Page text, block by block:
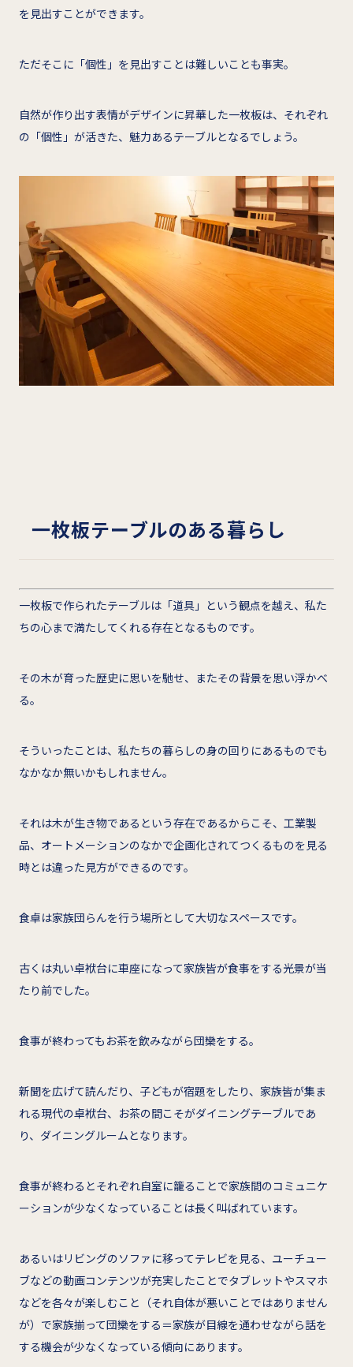
を見出すことができます。
ただそこに「個性」を見出すことは難しいことも事実。
自然が作り出す表情がデザインに昇華した一枚板は、それぞれ
の「個性」が活きた、魅力あるテーブルとなるでしょう。
一枚板テーブルのある暮らし
一枚板で作られたテーブルは「道具」という観点を越え、私た
ちの心まで満たしてくれる存在となるものです。
その木が育った歴史に思いを馳せ、またその背景を思い浮かべ
る。
そういったことは、私たちの暮らしの身の回りにあるものでも
なかなか無いかもしれません。
それは木が生き物であるという存在であるからこそ、工業製
品、オートメーションのなかで企画化されてつくるものを見る
時とは違った見方ができるのです。
食卓は家族団らんを行う場所として大切なスペースです。
古くは丸い卓袱台に車座になって家族皆が食事をする光景が当
たり前でした。
食事が終わってもお茶を飲みながら団欒をする。
新聞を広げて読んだり、子どもが宿題をしたり、家族皆が集ま
れる現代の卓袱台、お茶の間こそがダイニングテーブルであ
り、ダイニングルームとなります。
食事が終わるとそれぞれ自室に籠ることで家族間のコミュニケ
ーションが少なくなっていることは長く叫ばれています。
あるいはリビングのソファに移ってテレビを見る、ユーチュー
ブなどの動画コンテンツが充実したことでタブレットやスマホ
などを各々が楽しむこと（それ自体が悪いことではありません
が）で家族揃って団欒をする＝家族が目線を通わせながら話を
する機会が少なくなっている傾向にあります。